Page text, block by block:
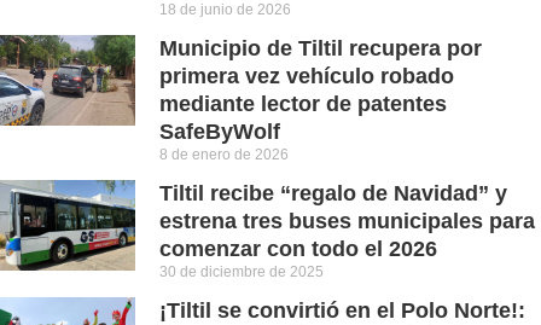
18 de junio de 2026
Municipio de Tiltil recupera por
primera vez vehículo robado
mediante lector de patentes
SafeByWolf
8 de enero de 2026
Tiltil recibe “regalo de Navidad” y
estrena tres buses municipales para
comenzar con todo el 2026
30 de diciembre de 2025
¡Tiltil se convirtió en el Polo Norte!: